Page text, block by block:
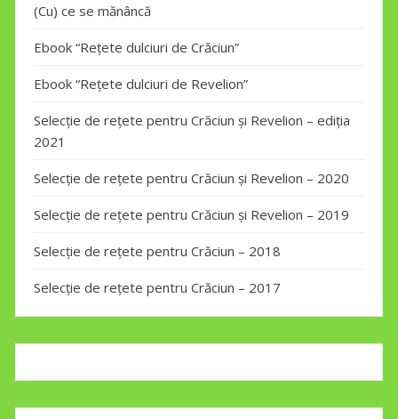
(Cu) ce se mănâncă
Ebook “Rețete dulciuri de Crăciun”
Ebook “Rețete dulciuri de Revelion”
Selecție de rețete pentru Crăciun și Revelion – ediția
2021
Selecție de rețete pentru Crăciun și Revelion – 2020
Selecție de rețete pentru Crăciun și Revelion – 2019
Selecție de rețete pentru Crăciun – 2018
Selecție de rețete pentru Crăciun – 2017